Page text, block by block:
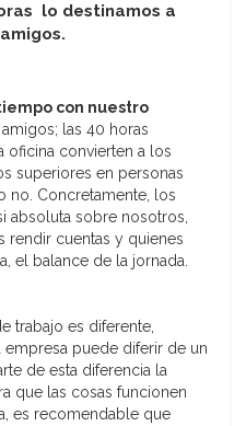
lo destinamos a
con nuestro
las 40 horas
oficina convierten a los
superiores en personas
no. Concretamente, los
absoluta sobre nosotros,
rendir cuentas y quienes
el balance de la jornada.
trabajo es diferente,
puede diferir de un
de esta diferencia la
que las cosas funcionen
es recomendable que